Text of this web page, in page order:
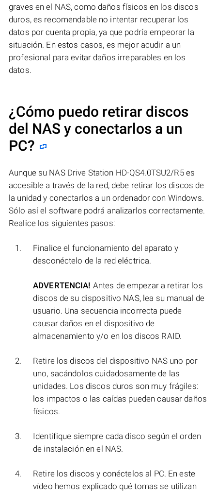
graves en el NAS, como daños físicos en los discos
duros, es recomendable no intentar recuperar los
datos por cuenta propia, ya que podría empeorar la
situación. En estos casos, es mejor acudir a un
profesional para evitar daños irreparables en los
datos.
¿Cómo puedo retirar discos
del NAS y conectarlos a un
PC?
Aunque su NAS Drive Station HD-QS4.0TSU2/R5 es
accesible a través de la red, debe retirar los discos de
la unidad y conectarlos a un ordenador con Windows.
Sólo así el software podrá analizarlos correctamente.
Realice los siguientes pasos:
Finalice el funcionamiento del aparato y
desconéctelo de la red eléctrica.
ADVERTENCIA! Antes de empezar a retirar los
discos de su dispositivo NAS, lea su manual de
usuario. Una secuencia incorrecta puede
causar daños en el dispositivo de
almacenamiento y/o en los discos RAID.
Retire los discos del dispositivo NAS uno por
uno, sacándolos cuidadosamente de las
unidades. Los discos duros son muy frágiles:
los impactos o las caídas pueden causar daños
físicos.
Identifique siempre cada disco según el orden
de instalación en el NAS.
Retire los discos y conéctelos al PC. En este
vídeo hemos explicado qué tomas se utilizan